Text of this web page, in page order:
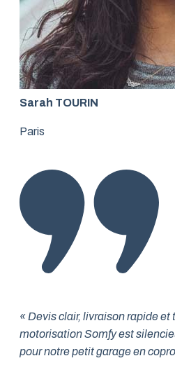
Sarah TOURIN
Paris
« Devis clair, livraison rapide
motorisation Somfy est
pour notre petit garage en